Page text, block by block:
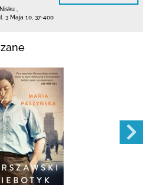
3 Maja 10 37-400